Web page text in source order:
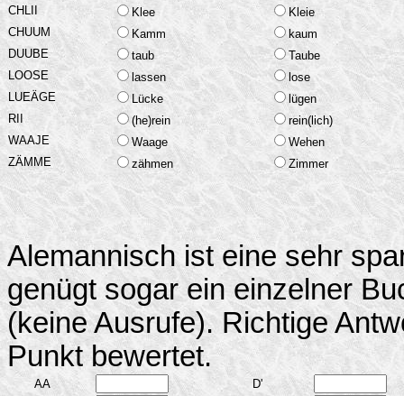
CHLII Klee
Kleie
CHUUM
Kamm
kaum
DUUBE
taub
Taube
LOOSE
lassen
lose
LUEÄGE
Lücke
lügen
RII
(he)rein
rein(lich)
WAAJE
Waage
Wehen
ZÄMME
zähmen Zimmer
Alemannisch ist eine sehr
genügt sogar ein einzelner
(keine Ausrufe). Richtige
Punkt bewertet.
AA
D'